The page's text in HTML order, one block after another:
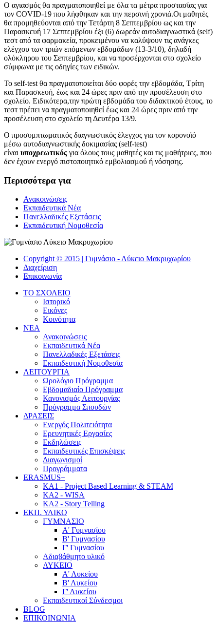
Ο αγιασμός θα πραγματοποιηθεί με όλα τα μέτρα προστασίας για
τον COVID-19 που λήφθηκαν και την περσινή χρονιά.Οι μαθητές
θα προμηθεύονται από την Τετάρτη 8 Σεπτεμβρίου ως και την
Παρασκευή 17 Σεπτεμβρίου έξι (6) δωρεάν αυτοδιαγνωστικά (self)
τεστ από τα φαρμακεία, προκειμένου να καλύψουν τις ανάγκες
ελέγχου των τριών επόμενων εβδομάδων (13-3/10), δηλαδή
ολόκληρου του Σεπτεμβρίου, και να προσέρχονται στο σχολείο
σύμφωνα με τις οδηγίες των ειδικών.
Το self-test θα πραγματοποιείται δύο φορές την εβδομάδα, Τρίτη
και Παρασκευή, έως και 24 ώρες πριν από την προσέλευση στο
σχολείο. Ειδικότερα,την πρώτη εβδομάδα του διδακτικού έτους, το
τεστ πρέπει να πραγματοποιηθεί έως και 24 ώρες πριν από την
προσέλευση στο σχολείο τη Δευτέρα 13/9.
Ο προσυμπτωματικός διαγνωστικός έλεγχος για τον κορονοϊό
μέσω αυτοδιαγνωστικής δοκιμασίας (self-test)
είναι υποχρεωτικός για όλους τους μαθητές και τις μαθήτριες, που
δεν έχουν ενεργό πιστοποιητικό εμβολιασμού ή νόσησης.
Περισσότερα για
Ανακοινώσεις
Εκπαιδευτικά Νέα
Πανελλαδικές Εξετάσεις
Εκπαιδευτική Νομοθεσία
Copyright © 2015 | Γυμνάσιο - Λύκειο Mακρυχωρίου
Διαχείριση
Επικοινωνία
ΤΟ ΣΧΟΛΕΙΟ
Ιστορικό
Εικόνες
Κοινότητα
NEA
Ανακοινώσεις
Εκπαιδευτικά Νέα
Πανελλαδικές Εξετάσεις
Εκπαιδευτική Νομοθεσία
ΛΕΙΤΟΥΡΓΙΑ
Ωρολόγιο Πρόγραμμα
Εβδομαδιαίο Πρόγραμμα
Κανονισμός Λειτουργίας
Πρόγραμμα Σπουδών
ΔΡΑΣΕΙΣ
Ενεργός Πολιτειότητα
Ερευνητικές Εργασίες
Εκδηλώσεις
Εκπαιδευτικές Επισκέψεις
Διαγωνισμοί
Προγράμματα
ERASMUS+
KA1 - Project Based Learning & STEAM
KA2 - WISA
KA2 - Story Telling
ΕΚΠ. ΥΛΙΚΟ
ΓΥΜΝΑΣΙΟ
Α' Γυμνασίου
Β' Γυμνασίου
Γ' Γυμνασίου
Αδιαβάθμητο υλικό
ΛΥΚΕΙΟ
Α' Λυκείου
Β' Λυκείου
Γ' Λυκείου
Εκπαιδευτικοί Σύνδεσμοι
BLOG
ΕΠΙΚΟΙΝΩΝΙΑ